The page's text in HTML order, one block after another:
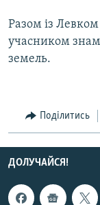
Разом із Левком
учасником
земель.
Поділитись
ДОЛУЧАЙСЯ!